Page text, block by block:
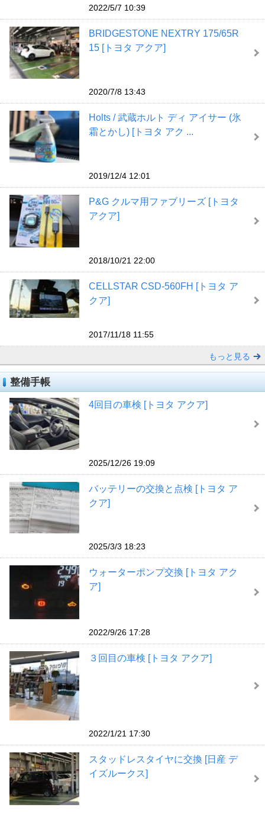
2022/5/7 10:39
BRIDGESTONE NEXTRY 175/65R
15 [トヨタ アクア]
2020/7/8 13:43
Holts / 武蔵ホルト ディ アイサー (氷
霜とかし) [トヨタ アク ...
2019/12/4 12:01
P&G クルマ用ファブリーズ [トヨタ
アクア]
2018/10/21 22:00
CELLSTAR CSD-560FH [トヨタ ア
クア]
2017/11/18 11:55
もっと見る
整備手帳
4回目の車検 [トヨタ アクア]
2025/12/26 19:09
バッテリーの交換と点検 [トヨタ ア
クア]
2025/3/3 18:23
ウォーターポンプ交換 [トヨタ アク
ア]
2022/9/26 17:28
３回目の車検 [トヨタ アクア]
2022/1/21 17:30
スタッドレスタイヤに交換 [日産 デ
イズルークス]